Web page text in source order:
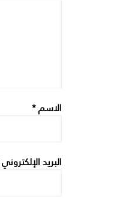
الاسم*
البريد الإلكتروني